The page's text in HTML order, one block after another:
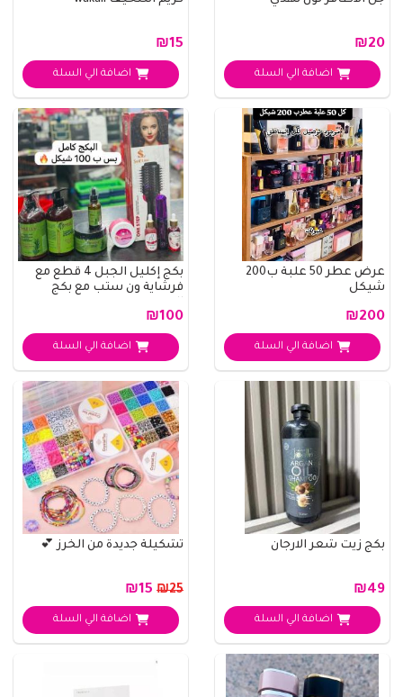
₪20
اضافة الي السلة
₪15
اضافة الي السلة
عرض عطر 50 علبة ب200
شيكل
₪200
اضافة الي السلة
بكج إكليل الجبل 4 قطع مع
فرشاية ون ستب مع بكج
₪100
اضافة الي السلة
بكج زيت شعر الارجان
₪49
اضافة الي السلة
تشكيلة جديدة من الخرز 💕
₪25
اضافة الي السلة